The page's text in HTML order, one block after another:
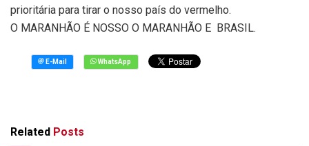
prioritária para tirar o nosso país do vermelho.
O MARANHÃO É NOSSO O MARANHÃO E BRASIL.
Related Posts